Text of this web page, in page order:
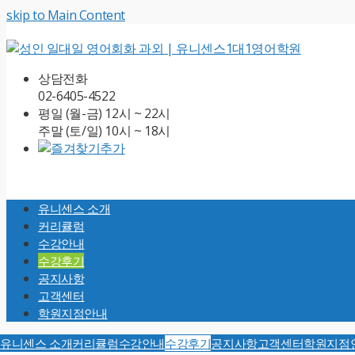
skip to Main Content
상담전화
02-6405-4522
평일 (월-금) 12시 ~ 22시
주말 (토/일) 10시 ~ 18시
Menu유니센스 소개
커리큘럼
수강안내
수강후기
공지사항
고객센터
학원지점안내
유니센스 소개커리큘럼수강안내수강후기공지사항고객센터학원지점